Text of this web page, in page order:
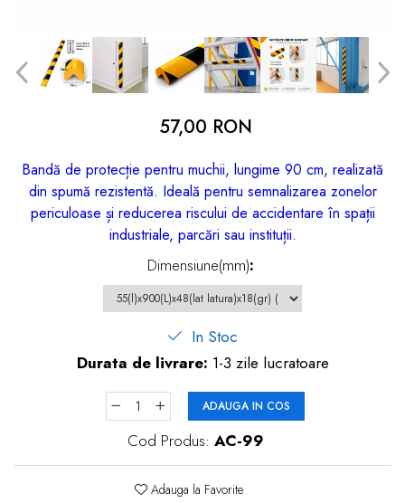
Produse îngrijire copii
Igiena copii
57,00 RON
Bandă de protecție pentru muchii, lungime 90 cm, realizată
din spumă rezistentă. Ideală pentru semnalizarea zonelor
periculoase și reducerea riscului de accidentare în spații
industriale, parcări sau instituții.
Dimensiune(mm):
In Stoc
Durata de livrare: 1-3 zile lucratoare
ADAUGA IN COS
Cod Produs: AC-99
Adauga la Favorite